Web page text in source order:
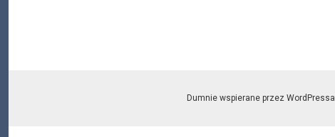
Dumnie wspierane przez WordPressa